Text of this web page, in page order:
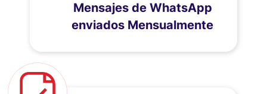
Mensajes de WhatsApp
enviados Mensualmente